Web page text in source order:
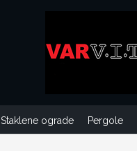
Staklene ograde Pergole